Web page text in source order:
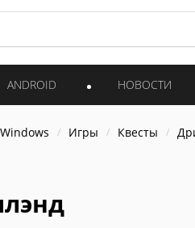
ANDROID НОВОСТИ
Windows Игры Квесты